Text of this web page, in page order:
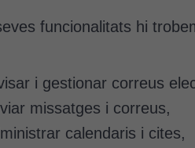
funcionalitats hi
i gestionar correus
missatges i correus,
calendaris i cites,